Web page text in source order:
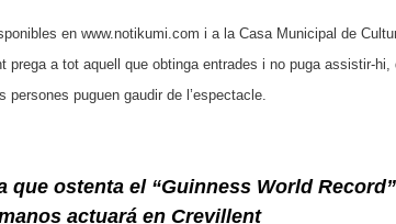
en www.notikumi.com i a la Casa Municipal de
prega a tot aquell que obtinga entrades i no puga assistir-
persones puguen gaudir de l’espectacle.
que ostenta el “Guinness World
actuará en Crevillent